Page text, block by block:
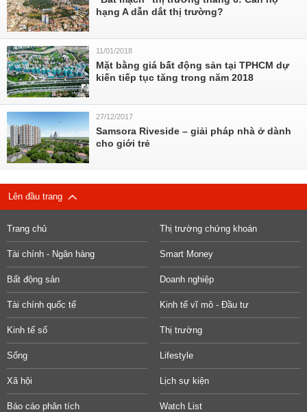
hạng A dẫn dắt thị trường?
11/01/2018
Mặt bằng giá bất động sản tại TPHCM dự
kiến tiếp tục tăng trong năm 2018
27/12/2017
Samsora Riveside – giải pháp nhà ở dành
cho giới trẻ
Lên đầu trang
Trang chủ Thị trường chứng khoán
Tài chính - Ngân hàng Smart Money
Bất động sản Doanh nghiệp
Tài chính quốc tế Kinh tế vĩ mô - Đầu tư
Kinh tế số Thị trường
Sống Lifestyle
Xã hội Lịch sự kiện
Báo cáo phân tích Watch List